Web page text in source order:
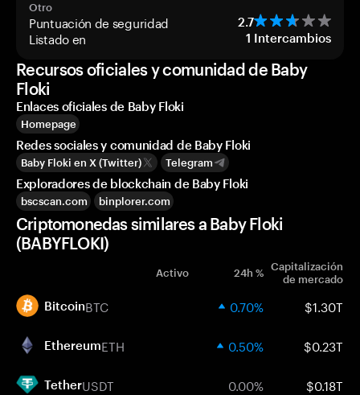
Otro
Puntuación de seguridad 2.7
Listado en 1 Intercambios
Recursos oficiales y comunidad de Baby
Floki
Enlaces oficiales de Baby Floki
Homepage
Redes sociales y comunidad de Baby Floki
Baby Floki en X (Twitter) Telegram
Exploradores de blockchain de Baby Floki
bscscan.com binplorer.com
Criptomonedas similares a Baby Floki
(BABYFLOKI)
Activo 24h % Capitalización
de mercado
BitcoinBTC 0.70% $1.30T
EthereumETH 0.50% $0.23T
TetherUSDT 0.00% $0.18T